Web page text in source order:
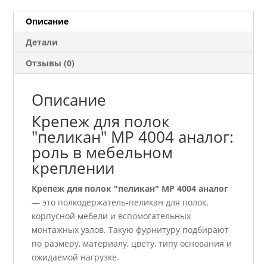
аналог
Описание
Детали
Отзывы (0)
Описание
Крепеж для полок
"пеликан" МР 4004 аналог:
роль в мебельном
креплении
Крепеж для полок "пеликан" МР 4004 аналог
— это полкодержатель-пеликан для полок,
корпусной мебели и вспомогательных
монтажных узлов. Такую фурнитуру подбирают
по размеру, материалу, цвету, типу основания и
ожидаемой нагрузке.